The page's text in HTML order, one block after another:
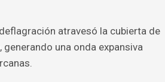
atravesó la cubierta de
una onda expansiva